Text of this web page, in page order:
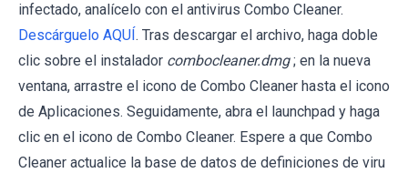
infectado, analícelo con el antivirus Combo Cleaner.
Descárguelo AQUÍ . Tras descargar el archivo, haga doble
clic sobre el instalador combocleaner.dmg ; en la nueva
ventana, arrastre el icono de Combo Cleaner hasta el icono
de Aplicaciones. Seguidamente, abra el launchpad y haga
clic en el icono de Combo Cleaner. Espere a que Combo
Cleaner actualice la base de datos de definiciones de viru